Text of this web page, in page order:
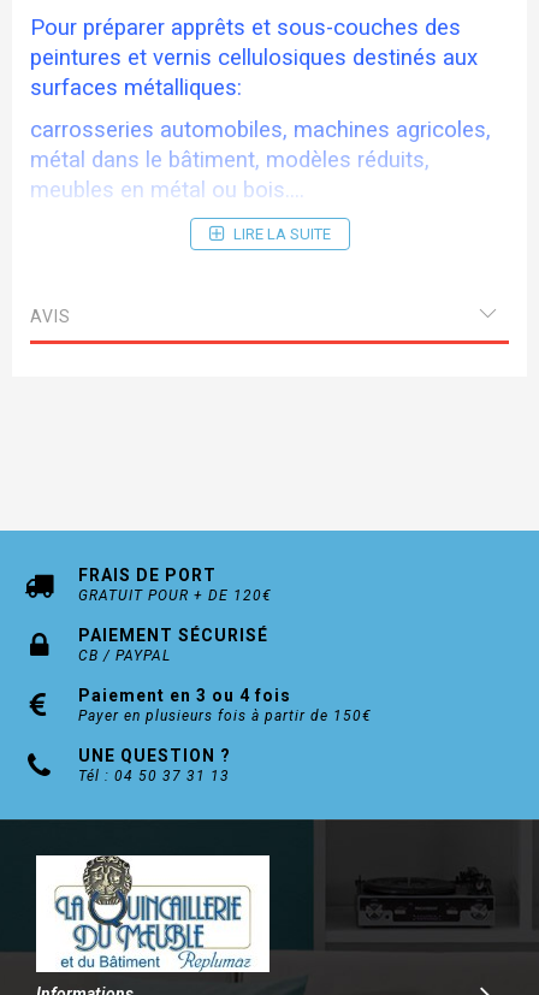
Pour préparer apprêts et sous-couches des
peintures et vernis cellulosiques destinés aux
surfaces métalliques:
carrosseries automobiles, machines agricoles,
métal dans le bâtiment, modèles réduits,
meubles en métal ou bois....
LIRE LA SUITE
AVIS
FRAIS DE PORT
GRATUIT POUR + DE 120€
PAIEMENT SÉCURISÉ
CB / PAYPAL
Paiement en 3 ou 4 fois
Payer en plusieurs fois à partir de 150€
UNE QUESTION ?
Tél : 04 50 37 31 13